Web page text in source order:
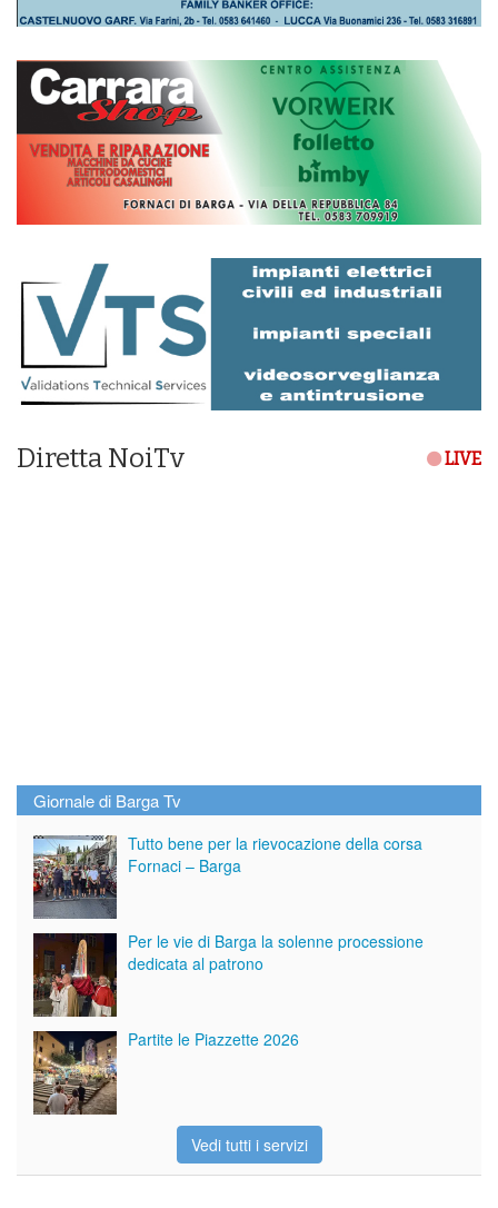
Diretta NoiTv LIVE
Giornale di Barga Tv
Tutto bene per la rievocazione della corsa
Fornaci – Barga
Per le vie di Barga la solenne processione
dedicata al patrono
Partite le Piazzette 2026
Vedi tutti i servizi